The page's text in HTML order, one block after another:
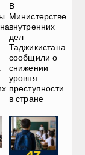
В
Министерстве
внутренних
дел
Таджикистана
сообщили о
снижении
уровня
преступности
в стране